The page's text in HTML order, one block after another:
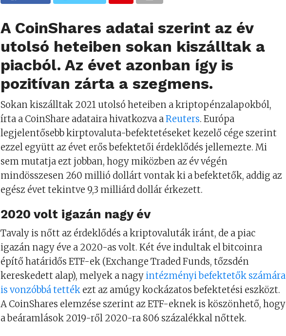
A CoinShares adatai szerint az év
utolsó heteiben sokan kiszálltak a
piacból. Az évet azonban így is
pozitívan zárta a szegmens.
Sokan kiszálltak 2021 utolsó heteiben a kriptopénzalapokból,
írta a CoinShare adataira hivatkozva aReuters. Európa
legjelentősebb kirptovaluta-befektetéseket kezelő cége szerint
ezzel együtt az évet erős befektetői érdeklődés jellemezte. Mi
sem mutatja ezt jobban, hogy miközben az év végén
mindösszesen 260 millió dollárt vontak ki a befektetők, addig az
egész évet tekintve 9,3 milliárd dollár érkezett.
2020 volt igazán nagy év
Tavaly is nőtt az érdeklődés a kriptovaluták iránt, de a piac
igazán nagy éve a 2020-as volt. Két éve indultak el bitcoinra
építő határidős ETF-ek (Exchange Traded Funds, tőzsdén
kereskedett alap), melyek a nagyintézményi befektetők számára
is vonzóbbá tették ezt az amúgy kockázatos befektetési eszközt.
A CoinShares elemzése szerint az ETF-eknek is köszönhető, hogy
a beáramlások 2019-ről 2020-ra 806 százalékkal nőttek.